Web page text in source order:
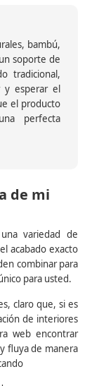
bambú,
soporte de
tradicional,
y esperar el
el producto
perfecta
de mi
variedad de
acabado exacto
combinar para
para usted.
claro que, si es
de interiores
web encontrar
fluya de manera